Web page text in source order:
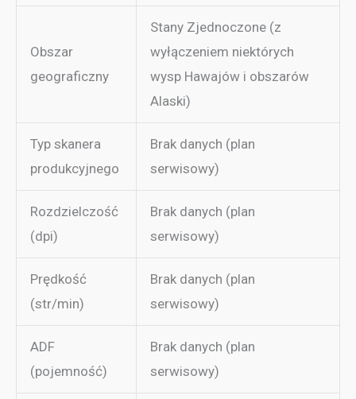
Obszar
geograficzny
Stany Zjednoczone (z
wyłączeniem niektórych
wysp Hawajów i obszarów
Alaski)
Typ skanera
produkcyjnego
Brak danych (plan
serwisowy)
Rozdzielczość
(dpi)
Brak danych (plan
serwisowy)
Prędkość
(str/min)
Brak danych (plan
serwisowy)
ADF
(pojemność)
Brak danych (plan
serwisowy)